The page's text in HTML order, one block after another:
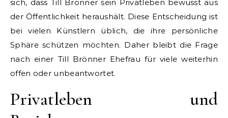
sich, dass Till Brönner sein Privatleben bewusst aus
der Öffentlichkeit heraushält. Diese Entscheidung ist
bei vielen Künstlern üblich, die ihre persönliche
Sphäre schützen möchten. Daher bleibt die Frage
nach einer Till Brönner Ehefrau für viele weiterhin
offen oder unbeantwortet.
Privatleben und